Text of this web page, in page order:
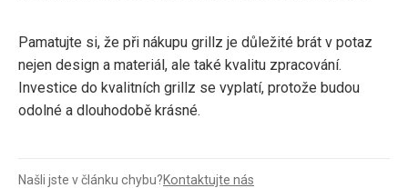
Pamatujte si, že při nákupu grillz je důležité brát v potaz
nejen design a materiál, ale také kvalitu zpracování.
Investice do kvalitních grillz se vyplatí, protože budou
odolné a dlouhodobě krásné.
Našli jste v článku chybu?Kontaktujte nás